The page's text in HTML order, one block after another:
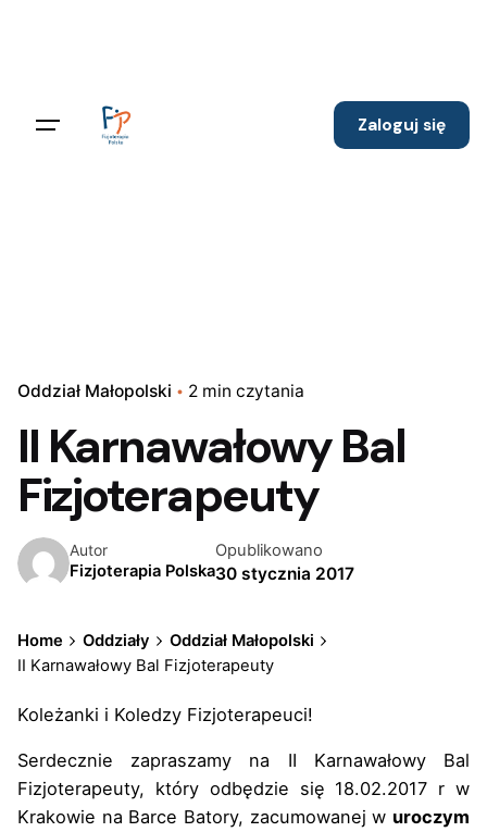
Zaloguj się
Oddział Małopolski 2 min czytania
II Karnawałowy Bal
Fizjoterapeuty
Autor
Fizjoterapia Polska
Opublikowano
30 stycznia 2017
Home Oddziały
Oddział Małopolski
II Karnawałowy Bal Fizjoterapeuty
Koleżanki i Koledzy Fizjoterapeuci!
Serdecznie zapraszamy na II Karnawałowy Bal
Fizjoterapeuty, który odbędzie się 18.02.2017 r w
Krakowie na Barce Batory, zacumowanej w uroczym